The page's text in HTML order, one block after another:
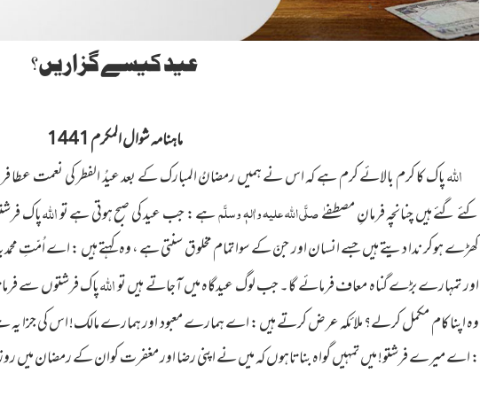
عید کیسے گزاریں؟
ماہنامہ شوال المکرم 1441
اللہپاک کا کرم بالائے کرم ہے کہ اس نے ہمیں رمضانُ المبارک کے بعد عیدُ الفطر کی نعمت عطا
کئے گئے ہیں چنانچہ فرمانِ مصطفےٰصلَّی اللہ علیہ واٰلہٖ وسلَّمہے : جب عید کی صبح ہوتی ہے تواللہپاک
کھڑے ہوکر ندا دیتے ہیں جسے انسان اور جنّ کے سوا تمام مخلوق سنتی ہے ، وہ کہتے ہیں : اے اُمّتِ
اور تمہارے بڑے گناہ معاف فرمائے گا۔ جب لوگ عیدگاہ میں آجاتے ہیں تواللہپاک فرشتوں سے
وہ اپنا کام مکمل کرلے؟ ملائکہ عرض کرتے ہیں : اے ہمارے معبود اور ہمارے مالک! اس کی جزا
: اے میرے فرشتو! میں تمہیں گواہ بناتاہوں کہ میں نے اپنی رضا اور مغفرت کوان کے رمضان میں